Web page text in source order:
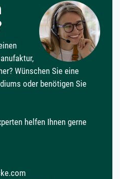
Wünschen Sie eine
oder benötigen Sie
helfen Ihnen gerne